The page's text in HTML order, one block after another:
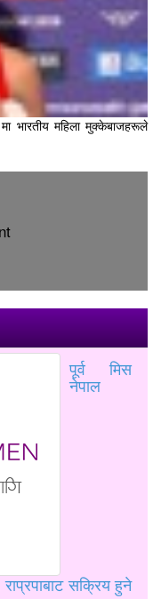
महिला मुक्केबाजहरूले
पूर्व मिस
नेपाल
सक्रिय हुने